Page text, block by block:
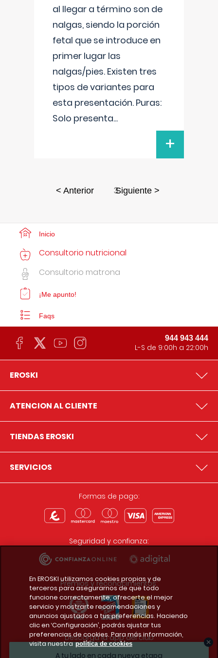
al llegar a término son de
nalgas, siendo la porción
fetal que se introduce en
primer lugar las
nalgas/pies. Existen tres
tipos de variantes para
esta presentación. Puras:
Solo presenta...
+
< Anterior 3Siguiente >
A tu lado en cada nueva etapa
Inicio
Consultorio nutricional
Consultorio matrona
¡Me apunto!
Faqs
944 943 444
L-S de 9:00h a 22:00h
EROSKI
ATENCION AL CLIENTE
TIENDAS EROSKI
SERVICIOS
Formas de pago:
Seguridad y confianza:
Premios y reconocimientos:
Descarga la app del club
En EROSKI utilizamos cookies propias y de
terceros para asegurarnos de que todo
funcione correctamente, ofrecerte el mejor
servicio y mostrarte recomendaciones y
anuncios ajustados a tus preferencias. Haciendo
clic en ‘Configuración’, podrás ajustar tus
preferencias de cookies. Para más información,
visita nuestra política de cookies